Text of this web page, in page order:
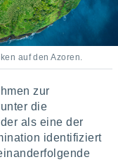
auf den Azoren.
zur
die
als eine der
identifiziert